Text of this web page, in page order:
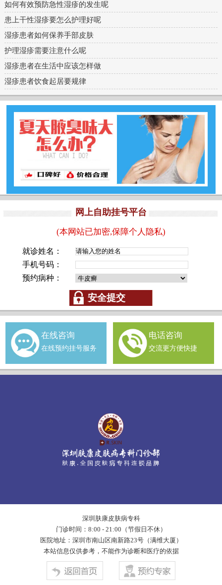
如何有效预防急性湿疹的发生呢
患上干性湿疹要怎么护理好呢
湿疹患者如何保养手部皮肤
护理湿疹需要注意什么呢
湿疹患者在生活中应该怎样做
湿疹患者饮食起居要规律
网上自助挂号平台
(本网站已加密,保障个人隐私)
就诊姓名：
手机号码：
预约病种：
在线咨询
在线预约挂号服务
电话咨询
交流更方便快捷
深圳肤康皮肤病专科
门诊时间：8:00 - 21:00（节假日不休）
医院地址：深圳市南山区南新路23号（满维大厦）
本站信息仅供参考，不能作为诊断和医疗的依据